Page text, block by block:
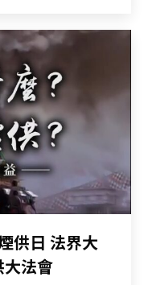
供日 法界大
法會